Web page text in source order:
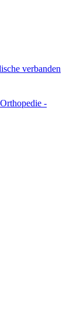
verbanden
-